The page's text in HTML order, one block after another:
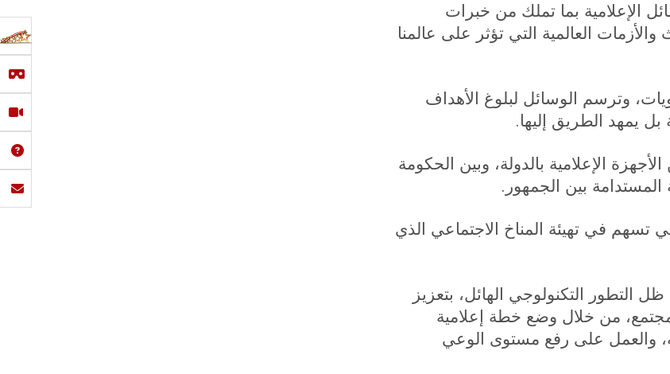
الإعلامية بما تملك من خبرات
والأزمات العالمية التي تؤثر على عالمنا
وترسم الوسائل لبلوغ الأهداف
بل يمهد الطريق إليها.
الإعلامية بالدولة، وبين الحكومة
المستدامة بين الجمهور .
تسهم في تهيئة المناخ الاجتماعي الذي
التطور التكنولوجي الهائل، بتعزيز
من خلال وضع خطة إعلامية
والعمل على رفع مستوى الوعي